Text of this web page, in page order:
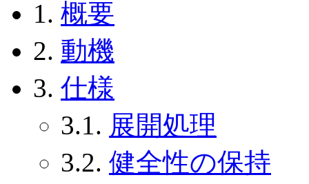
1. 概要
2. 動機
3. 仕様
3.1. 展開処理
3.2. 健全性の保持